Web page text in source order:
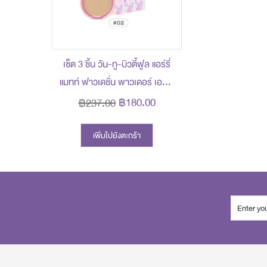
เซ็ต 3 ชิ้น วัน-ทู-บิวตี้ฟูล แอร์รี่
แมทท์ ฟาวเดชั่น พาวเดอร์ เอสพี
เอฟ 30 พีเอ+++ - 02 ไลท์ เบจ
บาท (สุทธิ) จากปกติ 237 บาท
฿180.00
฿237.00
เพิ่มไปยังตะกร้า